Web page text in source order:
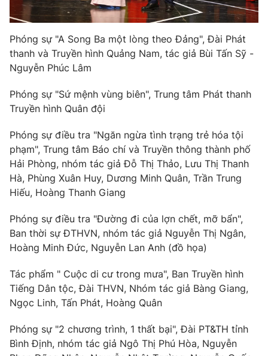
Phóng sự "A Song Ba một lòng theo Đảng", Đài Phát
thanh và Truyền hình Quảng Nam, tác giả Bùi Tấn Sỹ -
Nguyễn Phúc Lâm
Phóng sự "Sứ mệnh vùng biên", Trung tâm Phát thanh
Truyền hình Quân đội
Phóng sự điều tra "Ngăn ngừa tình trạng trẻ hóa tội
phạm", Trung tâm Báo chí và Truyền thông thành phố
Hải Phòng, nhóm tác giả Đỗ Thị Thảo, Lưu Thị Thanh
Hà, Phùng Xuân Huy, Dương Minh Quân, Trần Trung
Hiếu, Hoàng Thanh Giang
Phóng sự điều tra "Đường đi của lợn chết, mỡ bẩn",
Ban thời sự ĐTHVN, nhóm tác giả Nguyễn Thị Ngân,
Hoàng Minh Đức, Nguyễn Lan Anh (đồ họa)
Tác phẩm " Cuộc di cư trong mưa", Ban Truyền hình
Tiếng Dân tộc, Đài THVN, Nhóm tác giả Bàng Giang,
Ngọc Linh, Tấn Phát, Hoàng Quân
Phóng sự "2 chương trình, 1 thất bại", Đài PT&TH tỉnh
Bình Định, nhóm tác giả Ngô Thị Phú Hòa, Nguyễn